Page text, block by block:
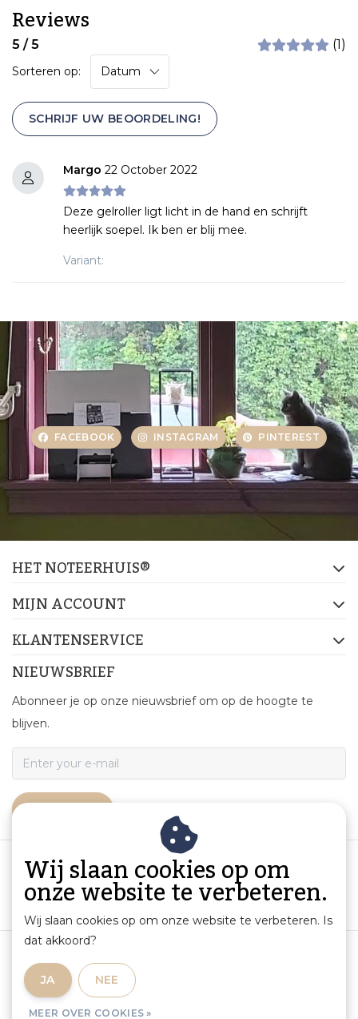
Reviews
5 / 5 (1)
Sorteren op:
SCHRIJF UW BEOORDELING!
Margo 22 October 2022
Deze gelroller ligt licht in de hand en schrijft
heerlijk soepel. Ik ben er blij mee.
Variant:
FACEBOOK INSTAGRAM PINTEREST
HET NOTEERHUIS®
MIJN ACCOUNT
KLANTENSERVICE
NIEUWSBRIEF
Abonneer je op onze nieuwsbrief om op de hoogte te
blijven.
Productinformatie en aansprakelijkheid
Sitemap
Wij slaan cookies op om
onze website te verbeteren.
Wij slaan cookies op om onze website te verbeteren. Is
dat akkoord?
JA NEE
MEER OVER COOKIES »